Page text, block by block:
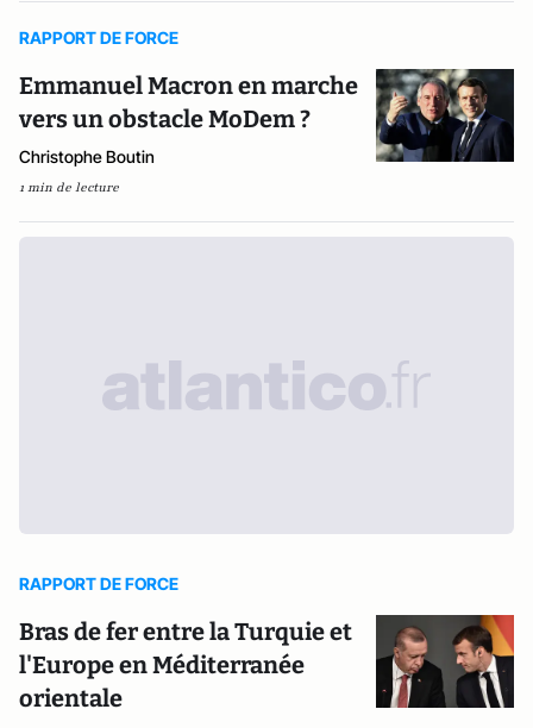
RAPPORT DE FORCE
Emmanuel Macron en marche
vers un obstacle MoDem ?
Christophe Boutin
1 min de lecture
RAPPORT DE FORCE
Bras de fer entre la Turquie et
l'Europe en Méditerranée
orientale